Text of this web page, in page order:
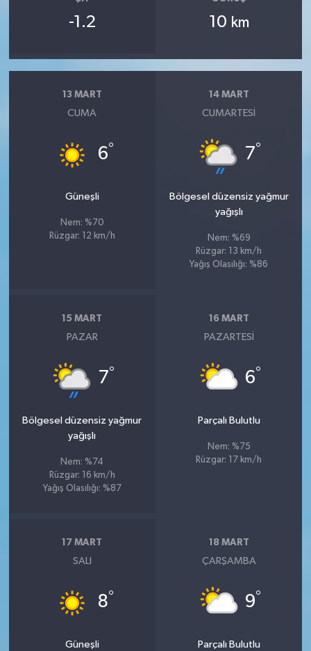
-1.2 10 km
13 MART
CUMA
6°
Güneşli
Nem: %70
Rüzgar: 12 km/h
14 MART
CUMARTESI
7°
Bölgesel düzensiz yağmur
yağışlı
Nem: %69
Rüzgar: 13 km/h
Yağış Olasılığı: %86
15 MART
PAZAR
7°
Bölgesel düzensiz yağmur
yağışlı
Nem: %74
Rüzgar: 16 km/h
Yağış Olasılığı: %87
16 MART
PAZARTESI
6°
Parçalı Bulutlu
Nem: %75
Rüzgar: 17 km/h
17 MART
SALI
8°
Güneşli
18 MART
ÇARŞAMBA
9°
Parçalı Bulutlu